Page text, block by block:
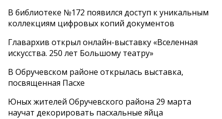
В библиотеке №172 появился доступ к уникальным
коллекциям цифровых копий документов
Главархив открыл онлайн-выставку «Вселенная
искусства. 250 лет Большому театру»
В Обручевском районе открылась выставка,
посвященная Пасхе
Юных жителей Обручевского района 29 марта
научат декорировать пасхальные яйца